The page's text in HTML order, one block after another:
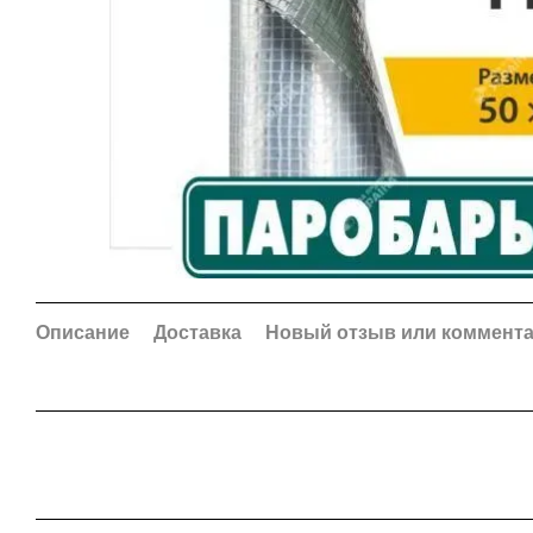
Описание Доставка Новый отзыв или